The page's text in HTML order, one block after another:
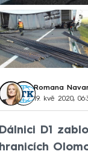
Romana
19. kvě 2020,
Dálnici D1
hranicích